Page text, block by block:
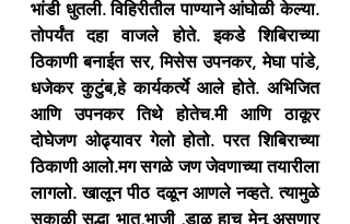
भांडी धुतली. विहिरीतील पाण्याने आंघोळी केल्या.
तोपर्यंत दहा वाजले होते. इकडे शिबिराच्या
ठिकाणी बनाईत सर, मिसेस उपनकर, मेघा पांडे,
धजेकर कुटुंब,हे कार्यकर्त्ये आले होते. अभिजित
आणि उपनकर तिथे होतेच.मी आणि ठाकूर
दोघेजण ओढ्यावर गेलो होतो. परत शिबिराच्या
ठिकाणी आलो.मग सगळे जण जेवणाच्या तयारीला
लागलो. खालून पीठ दळून आणले नव्हते. त्यामुळे
सकाळी सुद्धा भात,भाजी ,डाळ हाच मेनू असणार